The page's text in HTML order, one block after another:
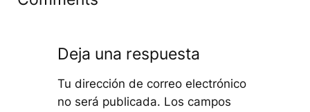
Deja una respuesta
Tu dirección de correo electrónico
no será publicada. Los campos